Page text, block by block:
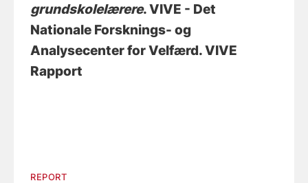
grundskolelærere. VIVE - Det
Nationale Forsknings- og
Analysecenter for Velfærd. VIVE
Rapport
REPORT